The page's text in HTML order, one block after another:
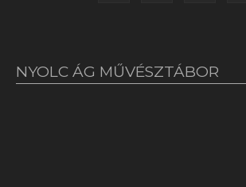
NYOLC ÁG MŰVÉSZTÁBOR